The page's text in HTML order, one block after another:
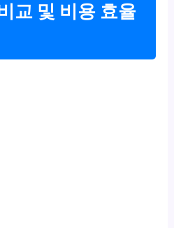
교 및 비용 효율